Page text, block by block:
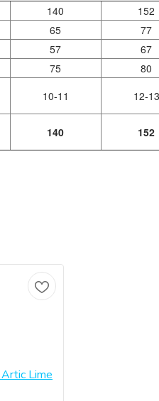
140 152
65 77
57 67
75 80
10-11 12-13
140 152